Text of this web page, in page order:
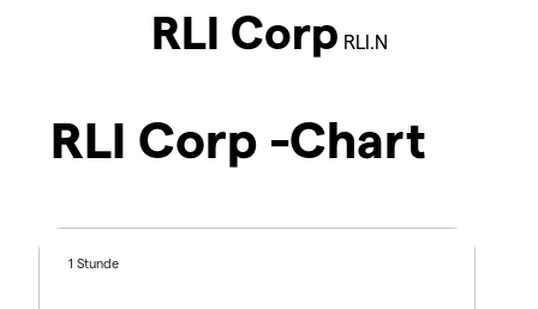
RLI Corp RLI.N
RLI Corp -Chart
1 Stunde